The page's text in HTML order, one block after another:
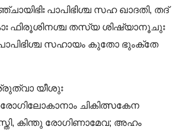
പാപിഭിശ്ച സഹ ഖാദതി, തദ്
ഫിരൂശിനശ്ച തസ്യ ശിഷ്യാനൂചുഃ
പാപിഭിശ്ച സഹായം കുതോ ഭുംക്തേ
യീശുഃ
ചികിത്സകേന
കിന്തു രോഗിണാമേവ; അഹം